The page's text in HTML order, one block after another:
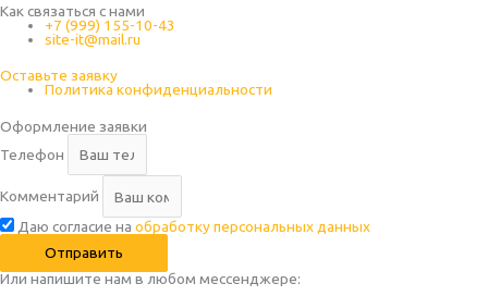
Как связаться с нами
+7 (999) 155-10-43
site-it@mail.ru
Оставьте заявку
Политика конфиденциальности
Оформление заявки
Телефон
Комментарий
Даю согласие на обработку персональных данных
Отправить
Или напишите нам в любом месcенджере: